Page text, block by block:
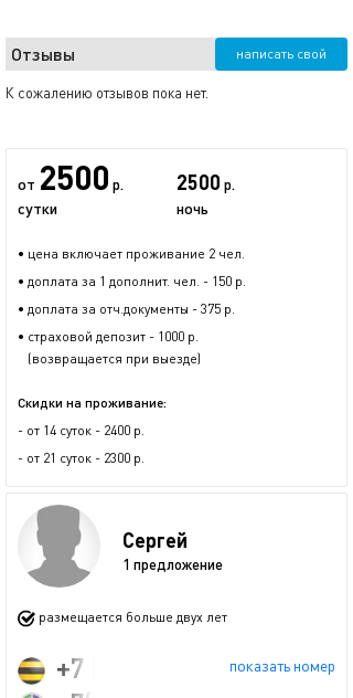
Отзывы написать свой
К сожалению отзывов пока нет.
от 2500 р.
сутки
2500 р.
ночь
• цена включает проживание 2 чел.
• доплата за 1 дополнит. чел. - 150 р.
• доплата за отч.документы - 375 р.
• страховой депозит - 1000 р.
(возвращается при выезде)
Скидки на проживание:
- от 14 суток - 2400 р.
- от 21 суток - 2300 р.
Сергей
1 предложение
размещается больше двух лет
показать номер
+7 (960) 178-54-63